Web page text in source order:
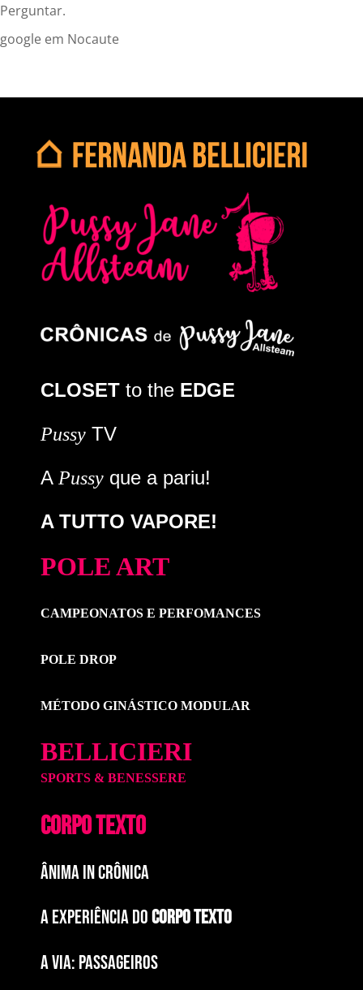
Perguntar.
google em Nocaute
CLOSET to the EDGE
Pussy TV
A Pussy que a pariu!
A TUTTO VAPORE!
POLE ART
CAMPEONATOS E PERFOMANCES
POLE DROP
MÉTODO GINÁSTICO MODULAR
BELLICIERI
SPORTS & BENESSERE
CORPO TEXTO
ÂNIMA IN CRÔNICA
A EXPERIÊNCIA DOCORPO TEXTO
a via: paSSAGEIROS